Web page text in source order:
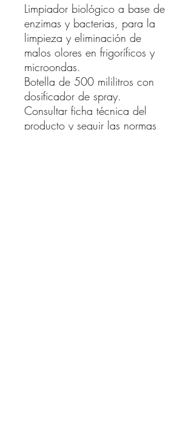
Limpiador biológico a base de
enzimas y bacterias, para la
limpieza y eliminación de
malos olores en frigoríficos y
microondas.
Botella de 500 mililitros con
dosificador de spray.
Consultar ficha técnica del
producto y seguir las normas